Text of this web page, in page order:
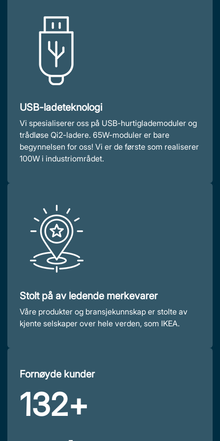
USB-ladeteknologi
Vi spesialiserer oss på USB-hurtiglademoduler og
trådløse Qi2-ladere. 65W-moduler er bare
begynnelsen for oss! Vi er de første som realiserer
100W i industriområdet.
Stolt på av ledende merkevarer
Våre produkter og bransjekunnskap er stolte av
kjente selskaper over hele verden, som IKEA.
Fornøyde kunder
132+